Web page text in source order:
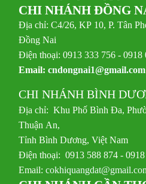
CHI NHÁNH ĐỒNG
Địa chỉ: C4/26, KP 10, P. Tân
Đồng Nai
Điện thoại: 0913 333 756 - 0918
Email:cndongnai1@gmail.com
CHI NHÁNH BÌNH
Địa chỉ: Khu Phố Bình Đa,
Thuận An,
Tỉnh Bình Dương, Việt Nam
Điện thoại: 0913 588 874 -
Email: